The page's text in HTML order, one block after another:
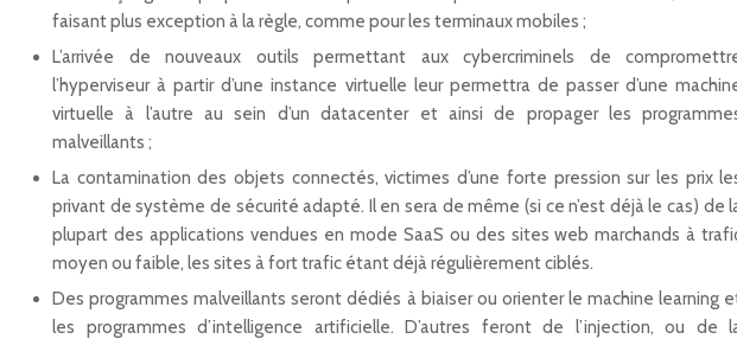
faisant plus exception à la règle, comme pour les terminaux mobiles ;
L’arrivée de nouveaux outils permettant aux cybercriminels de
l’hyperviseur à partir d’une instance virtuelle leur permettra de passer d’une
virtuelle à l’autre au sein d’un datacenter et ainsi de propager les
malveillants ;
La contamination des objets connectés, victimes d’une forte pression sur les prix
privant de système de sécurité adapté. Il en sera de même (si ce n’est déjà le cas) de
plupart des applications vendues en mode SaaS ou des sites web marchands à
moyen ou faible, les sites à fort trafic étant déjà régulièrement ciblés.
Des programmes malveillants seront dédiés à biaiser ou orienter le machine learning
les programmes d’intelligence artificielle. D’autres feront de l’injection, ou de